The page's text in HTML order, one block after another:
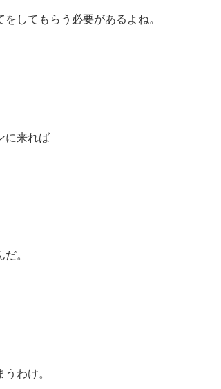
してもらう必要があるよね。
に来れば
。
わけ。